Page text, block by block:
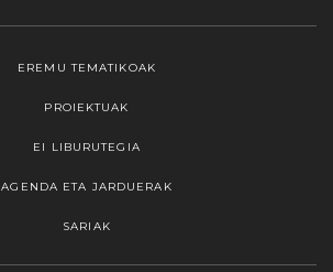
EREMU TEMATIKOAK
PROIEKTUAK
EI LIBURUTEGIA
AGENDA ETA JARDUERAK
SARIAK